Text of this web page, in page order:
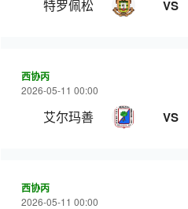
特罗佩松 VS
西协丙
2026-05-11 00:00
艾尔玛善 VS
西协丙
2026-05-11 00:00